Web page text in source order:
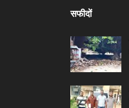
सफीदों